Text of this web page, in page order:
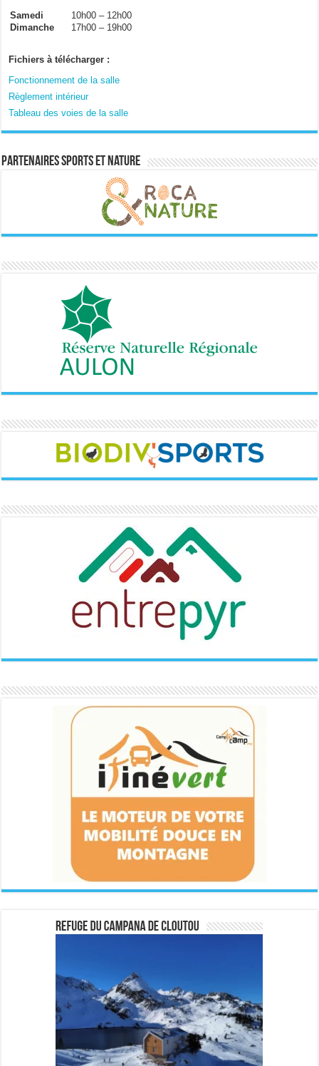
Samedi
10h00 – 12h00
Dimanche
17h00 – 19h00
Fichiers à télécharger :
Fonctionnement de la salle
Règlement intérieur
Tableau des voies de la salle
Partenaires sports et nature